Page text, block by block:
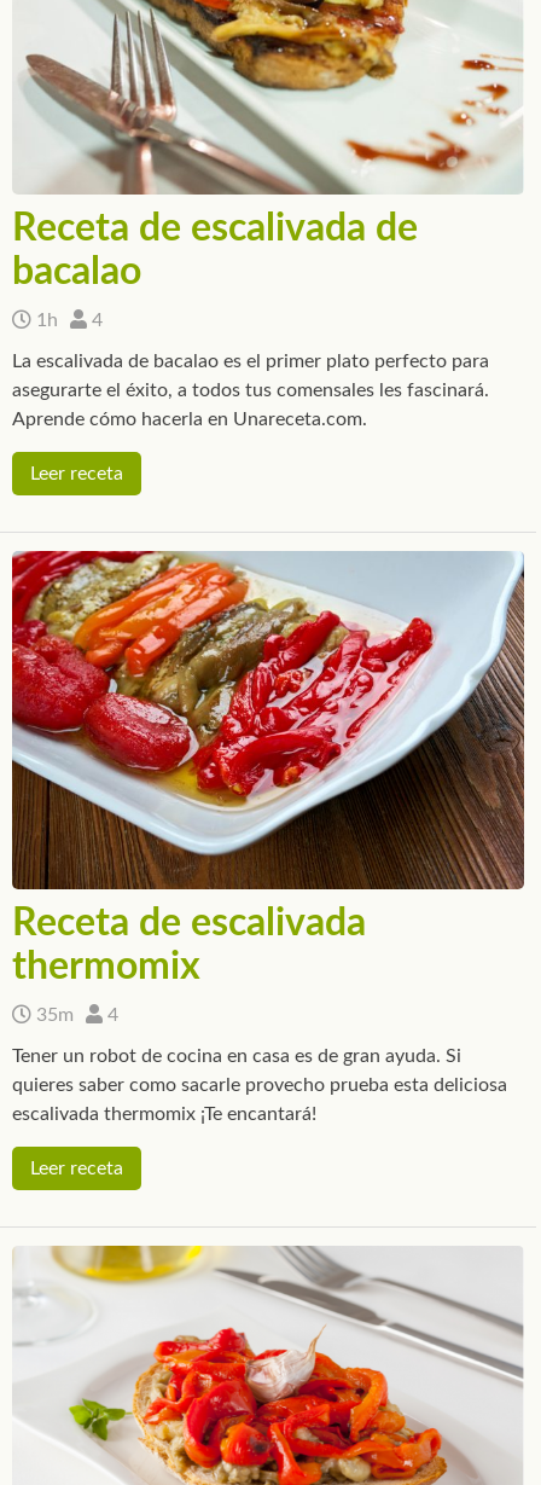
Receta de escalivada de
bacalao
1h 4
La escalivada de bacalao es el primer plato perfecto para
asegurarte el éxito, a todos tus comensales les fascinará.
Aprende cómo hacerla en Unareceta.com.
Leer receta
Receta de escalivada
thermomix
35m 4
Tener un robot de cocina en casa es de gran ayuda. Si
quieres saber como sacarle provecho prueba esta deliciosa
escalivada thermomix ¡Te encantará!
Leer receta